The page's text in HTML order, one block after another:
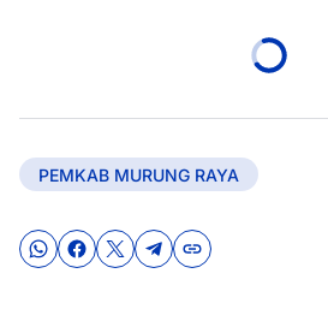
PEMKAB MURUNG RAYA